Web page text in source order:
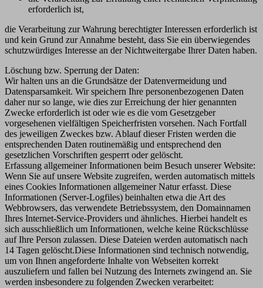
erforderlich ist,
die Verarbeitung zur Wahrung berechtigter Interessen erforderlich ist
und kein Grund zur Annahme besteht, dass Sie ein überwiegendes
schutzwürdiges Interesse an der Nichtweitergabe Ihrer Daten haben.
Löschung bzw. Sperrung der Daten:
Wir halten uns an die Grundsätze der Datenvermeidung und
Datensparsamkeit. Wir speichern Ihre personenbezogenen Daten
daher nur so lange, wie dies zur Erreichung der hier genannten
Zwecke erforderlich ist oder wie es die vom Gesetzgeber
vorgesehenen vielfältigen Speicherfristen vorsehen. Nach Fortfall
des jeweiligen Zweckes bzw. Ablauf dieser Fristen werden die
entsprechenden Daten routinemäßig und entsprechend den
gesetzlichen Vorschriften gesperrt oder gelöscht.
Erfassung allgemeiner Informationen beim Besuch unserer Website:
Wenn Sie auf unsere Website zugreifen, werden automatisch mittels
eines Cookies Informationen allgemeiner Natur erfasst. Diese
Informationen (Server-Logfiles) beinhalten etwa die Art des
Webbrowsers, das verwendete Betriebssystem, den Domainnamen
Ihres Internet-Service-Providers und ähnliches. Hierbei handelt es
sich ausschließlich um Informationen, welche keine Rückschlüsse
auf Ihre Person zulassen. Diese Dateien werden automatisch nach
14 Tagen gelöscht.Diese Informationen sind technisch notwendig,
um von Ihnen angeforderte Inhalte von Webseiten korrekt
auszuliefern und fallen bei Nutzung des Internets zwingend an. Sie
werden insbesondere zu folgenden Zwecken verarbeitet: